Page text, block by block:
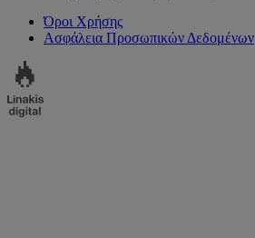
Όροι Χρήσης
Ασφάλεια Προσωπικών Δεδομένων